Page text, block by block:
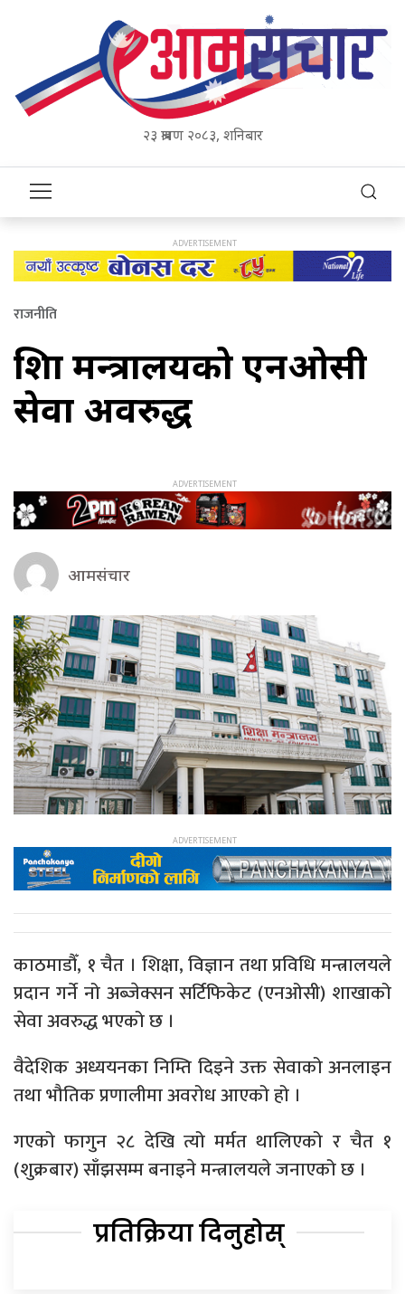
२३ श्रावण २०८३, शनिबार
राजनीति
शिक्षा मन्त्रालयको एनओसी
सेवा अवरुद्ध
आमसंचार
काठमाडौँ, १ चैत । शिक्षा, विज्ञान तथा प्रविधि मन्त्रालयले
प्रदान गर्ने नो अब्जेक्सन सर्टिफिकेट (एनओसी) शाखाको
सेवा अवरुद्ध भएको छ ।
वैदेशिक अध्ययनका निम्ति दिइने उक्त सेवाको अनलाइन
तथा भौतिक प्रणालीमा अवरोध आएको हो ।
गएको फागुन २८ देखि त्यो मर्मत थालिएको र चैत १
(शुक्रबार) साँझसम्म बनाइने मन्त्रालयले जनाएको छ ।
प्रतिक्रिया दिनुहोस्